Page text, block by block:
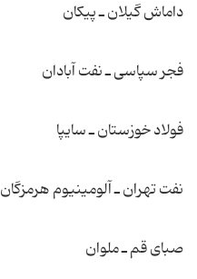
داماش گیلان ـ پیكان
فجر سپاسی ـ نفت آبادان
فولاد خوزستان ـ سایپا
نفت تهران ـ آلومینیوم هرمزگان
صبای قم ـ ملوان